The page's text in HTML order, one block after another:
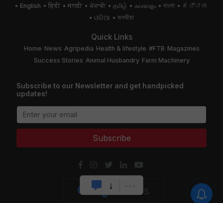
English हिंदी मराठी ਪੰਜਾਬੀ தமிழ் മലയാളം বাংলা
ಕನ್ನಡ
ଓଡିଆ
অসমীয়া
Quick Links
Home News Agripedia Health & lifestyle #FTB Magazines
Success Stories Animal Husbandry Farm Machinery
Subscribe to our Newsletter and get handpicked
updates!
Subscribe